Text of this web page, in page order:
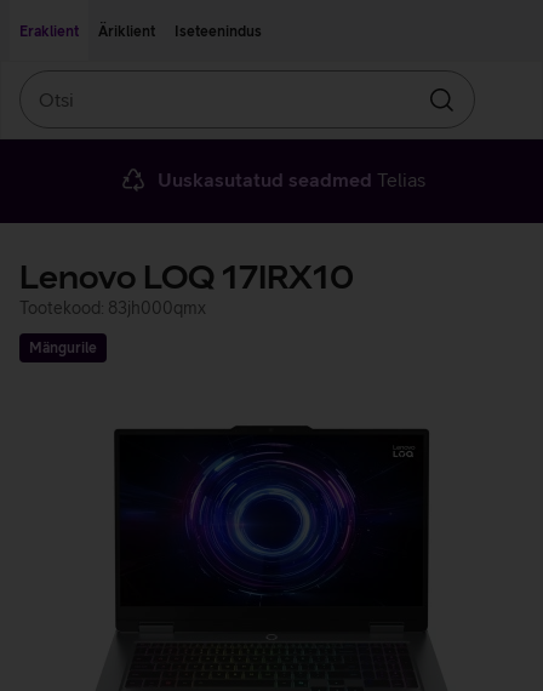
Eraklient
Äriklient Iseteenindus
Otsin
Uuskasutatud seadmed Telias
Lenovo LOQ 17IRX10
Tootekood: 83jh000qmx
Mängurile